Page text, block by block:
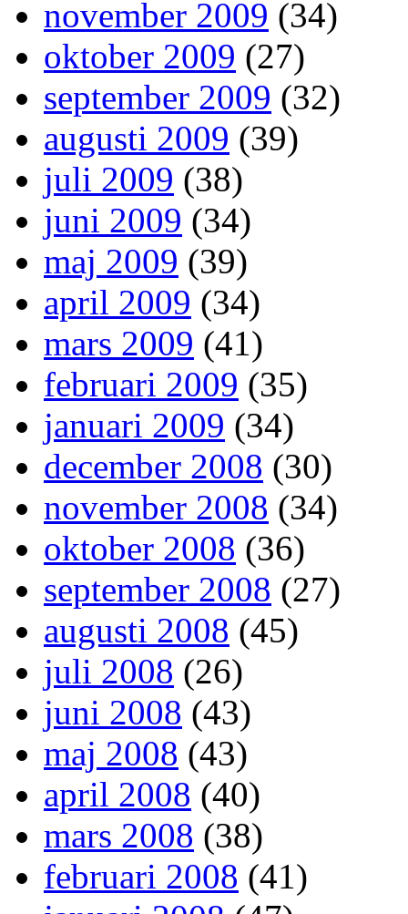
november 2009 (34)
oktober 2009 (27)
september 2009 (32)
augusti 2009 (39)
juli 2009 (38)
juni 2009 (34)
maj 2009 (39)
april 2009 (34)
mars 2009 (41)
februari 2009 (35)
januari 2009 (34)
december 2008 (30)
november 2008 (34)
oktober 2008 (36)
september 2008 (27)
augusti 2008 (45)
juli 2008 (26)
juni 2008 (43)
maj 2008 (43)
april 2008 (40)
mars 2008 (38)
februari 2008 (41)